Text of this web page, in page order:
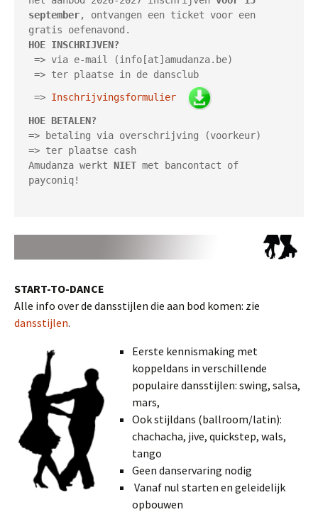
september, ontvangen een ticket voor een
HOE INSCHRIJVEN?
=> via e-mail (info[at]amudanza.be)
=> Inschrijvingsformulier
HOE BETALEN?
=> betaling via overschrijving (voorkeur)
=> ter plaatse cash
Amudanza werkt NIET met bancontact of
payconiq!
START-TO-DANCE
Alle info over de dansstijlen die aan bod komen: zie
dansstijlen.
Eerste kennismaking met
koppeldans in verschillende
populaire dansstijlen: swing, salsa,
mars,
Ook stijldans (ballroom/latin):
chachacha, jive, quickstep, wals,
tango
Geen danservaring nodig
Vanaf nul starten en geleidelijk
opbouwen